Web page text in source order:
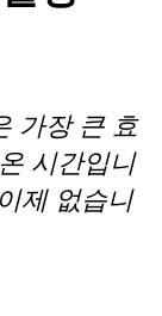
가장 큰 효
시간입니
제 없습니